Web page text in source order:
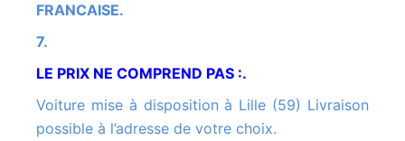
FRANCAISE.
7.
LE PRIX NE COMPREND PAS :.
Voiture mise à disposition à Lille (59) Livraison
possible à l’adresse de votre choix.